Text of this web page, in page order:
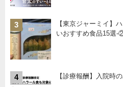
3
【東京ジャーミイ】
いおすすめ食品15選-
4 【診療報酬】入院時